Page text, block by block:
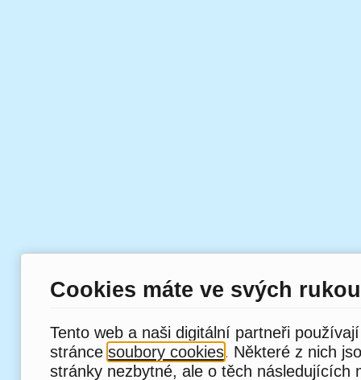
Cookies máte ve svých rukou
Tento web a naši digitální partneři
stránce soubory cookies. Některé z nich
stránky nezbytné, ale o těch následujících